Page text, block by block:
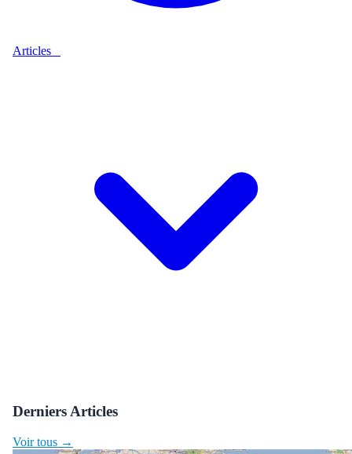
Articles
Derniers Articles
Voir tous →